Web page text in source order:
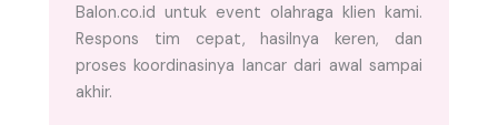
Balon.co.id untuk event olahraga klien kami.
Respons tim cepat, hasilnya keren, dan
proses koordinasinya lancar dari awal sampai
akhir.